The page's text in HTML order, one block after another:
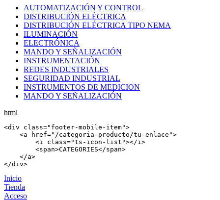
AUTOMATIZACIÓN Y CONTROL
DISTRIBUCIÓN ELÉCTRICA
DISTRIBUCIÓN ELÉCTRICA TIPO NEMA
ILUMINACIÓN
ELECTRÓNICA
MANDO Y SEÑALIZACIÓN
INSTRUMENTACIÓN
REDES INDUSTRIALES
SEGURIDAD INDUSTRIAL
INSTRUMENTOS DE MEDICION
MANDO Y SEÑALIZACIÓN
html
<div class="footer-mobile-item">
    <
a href="/categoria-producto/tu-enlace">
        <
i class="ts-icon-list"></i >
        <
span>CATEGORIES</span>
    </
a>
</div>
Inicio
Tienda
Acceso